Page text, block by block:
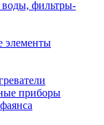
фильтры-
элементы
приборы